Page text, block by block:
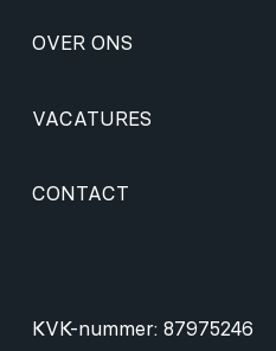
OVER ONS
VACATURES
CONTACT
KVK-nummer: 87975246